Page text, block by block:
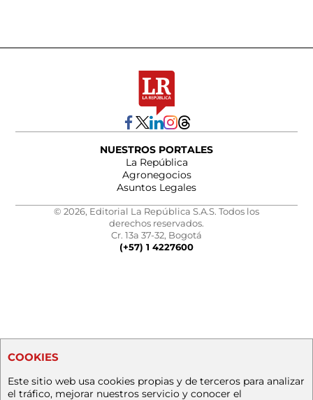
NUESTROS PORTALES
La República
Agronegocios
Asuntos Legales
© 2026, Editorial La República S.A.S. Todos los
derechos reservados.
Cr. 13a 37-32, Bogotá
(+57) 1 4227600
COOKIES
Este sitio web usa cookies propias y de terceros para analizar
el tráfico, mejorar nuestros servicio y conocer el